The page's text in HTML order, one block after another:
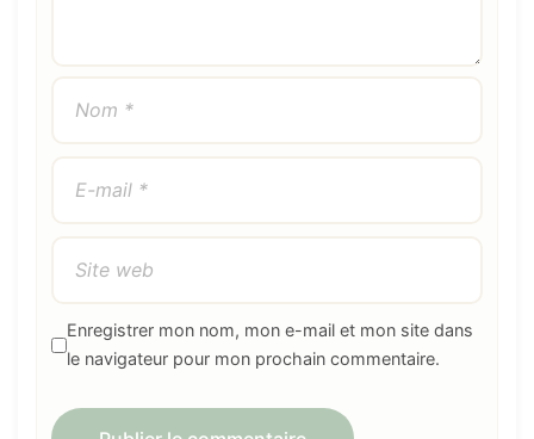
Enregistrer mon nom, mon e-mail et mon site dans
le navigateur pour mon prochain commentaire.